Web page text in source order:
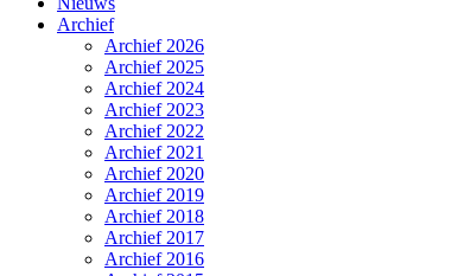
Archief
Archief 2026
Archief 2025
Archief 2024
Archief 2023
Archief 2022
Archief 2021
Archief 2020
Archief 2019
Archief 2018
Archief 2017
Archief 2016